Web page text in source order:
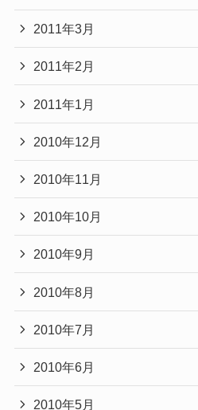
2011年3月
2011年2月
2011年1月
2010年12月
2010年11月
2010年10月
2010年9月
2010年8月
2010年7月
2010年6月
2010年5月